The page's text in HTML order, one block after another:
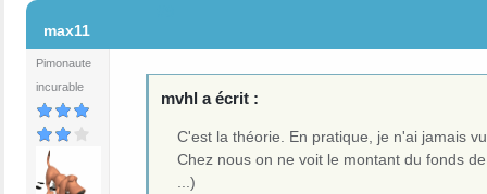
max11
Pimonaute
incurable
mvhl a écrit :
C'est la théorie. En pratique, je n'ai jamais
Chez nous on ne voit le montant du fonds
...)